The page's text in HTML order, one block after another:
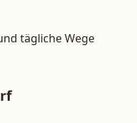
tägliche Wege